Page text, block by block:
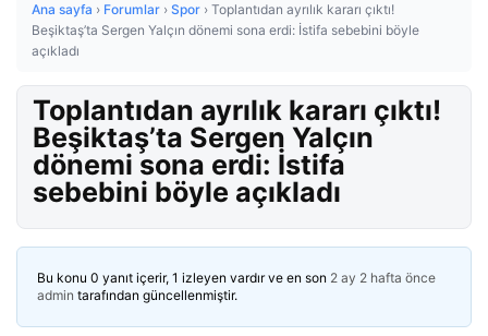
Ana sayfa › Forumlar › Spor › Toplantıdan ayrılık kararı çıktı!
Beşiktaş’ta Sergen Yalçın dönemi sona erdi: İstifa sebebini böyle
açıkladı
Toplantıdan ayrılık kararı çıktı!
Beşiktaş’ta Sergen Yalçın
dönemi sona erdi: İstifa
sebebini böyle açıkladı
Bu konu 0 yanıt içerir, 1 izleyen vardır ve en son 2 ay 2 hafta önce
admin tarafından güncellenmiştir.